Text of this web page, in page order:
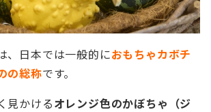
、日本では一般的におもちゃカボチ
の総称です。
見かけるオレンジ色のかぼちゃ（ジ